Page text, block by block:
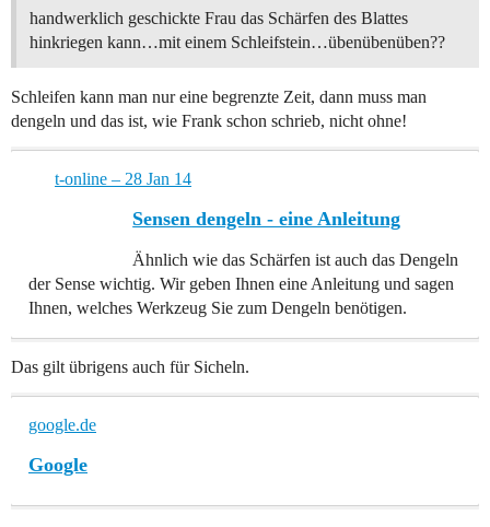
handwerklich geschickte Frau das Schärfen des Blattes
hinkriegen kann…mit einem Schleifstein…übenübenüben??
Schleifen kann man nur eine begrenzte Zeit, dann muss man
dengeln und das ist, wie Frank schon schrieb, nicht ohne!
t-online – 28 Jan 14
Sensen dengeln - eine Anleitung
Ähnlich wie das Schärfen ist auch das Dengeln
der Sense wichtig. Wir geben Ihnen eine Anleitung und sagen
Ihnen, welches Werkzeug Sie zum Dengeln benötigen.
Das gilt übrigens auch für Sicheln.
google.de
Google